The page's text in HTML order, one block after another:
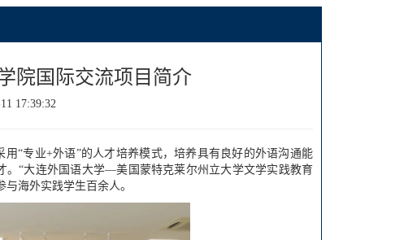
院国际交流项目简介
17:39:32
“专业+外语”的人才培养模式，培养具有良好的外语沟通能
。“大连外国语大学—美国蒙特克莱尔州立大学文学实践教育
海外实践学生百余人。